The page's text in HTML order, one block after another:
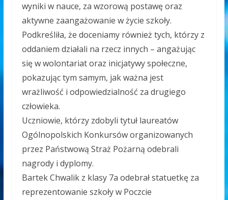
wyniki w nauce, za wzorową postawę oraz
aktywne zaangażowanie w życie szkoły.
Podkreśliła, że doceniamy również tych, którzy z
oddaniem działali na rzecz innych – angażując
się w wolontariat oraz inicjatywy społeczne,
pokazując tym samym, jak ważna jest
wrażliwość i odpowiedzialność za drugiego
człowieka.
Uczniowie, którzy zdobyli tytuł laureatów
Ogólnopolskich Konkursów organizowanych
przez Państwową Straż Pożarną odebrali
nagrody i dyplomy.
Bartek Chwalik z klasy 7a odebrał statuetkę za
reprezentowanie szkoły w Poczcie